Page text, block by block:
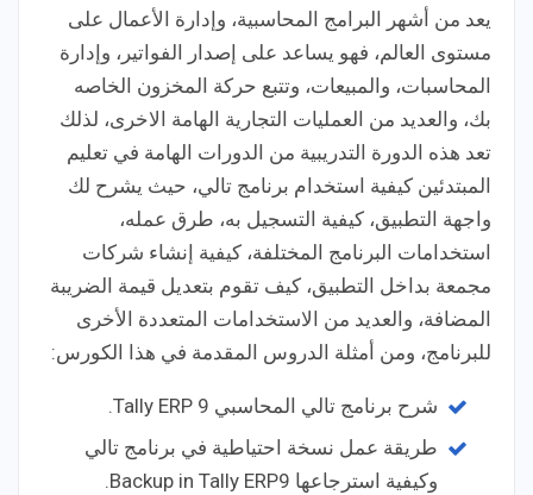
يعد من أشهر البرامج المحاسبية، وإدارة الأعمال على
مستوى العالم، فهو يساعد على إصدار الفواتير، وإدارة
المحاسبات، والمبيعات، وتتبع حركة المخزون الخاصه
بك، والعديد من العمليات التجارية الهامة الاخرى، لذلك
تعد هذه الدورة التدريبية من الدورات الهامة في تعليم
المبتدئين كيفية استخدام برنامج تالي، حيث يشرح لك
واجهة التطبيق، كيفية التسجيل به، طرق عمله،
استخدامات البرنامج المختلفة، كيفية إنشاء شركات
مجمعة بداخل التطبيق، كيف تقوم بتعديل قيمة الضريبة
المضافة، والعديد من الاستخدامات المتعددة الأخرى
للبرنامج، ومن أمثلة الدروس المقدمة في هذا الكورس:
شرح برنامج تالي المحاسبي Tally ERP 9.
طريقة عمل نسخة احتياطية في برنامج تالي
وكيفية استرجاعها Backup in Tally ERP9.